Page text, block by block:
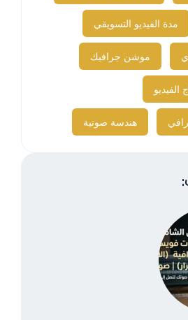
الفيديو التسويقي
موشن جرافيك
هندسة صوتية